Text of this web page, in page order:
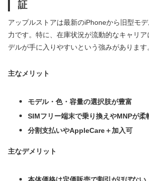
証
アップルストアは最新のiPhoneから旧型モ
力です。特に、在庫状況が流動的なキャリ
デルが手に入りやすいという強みがあります
主なメリット
モデル・色・容量の選択肢が豊富
SIMフリー端末で乗り換えやMNPが柔
分割支払いやAppleCare＋加入可
主なデメリット
本体価格は定価販売で割引がほぼない